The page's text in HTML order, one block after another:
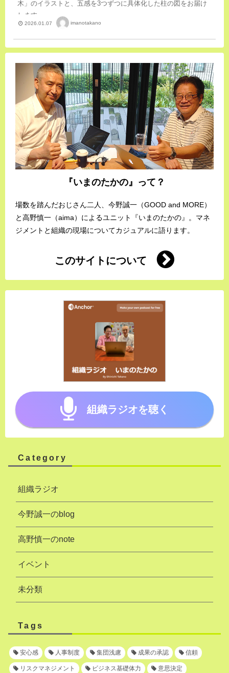
木」のイラストと、五感を3つずつに具体化した柱の図をお届け
します。
2026.01.07 imanotakano
『いまのたかの』って？
場数を踏んだおじさん二人、今野誠一（GOOD and MORE）
と高野慎一（aima）によるユニット『いまのたかの』。マネ
ジメントと組織の現場についてカジュアルに語ります。
このサイトについて
組織ラジオを聴く
Category
組織ラジオ
今野誠一のblog
高野慎一のnote
イベント
未分類
Tags
安心感 人事制度 集団浅慮 成果の承認 信頼
リスクマネジメント ビジネス基礎体力 意思決定